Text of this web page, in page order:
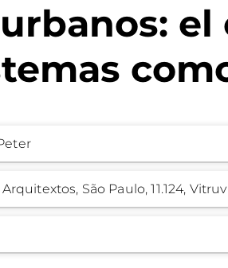
Arquitextos, São Paulo, 11.124,